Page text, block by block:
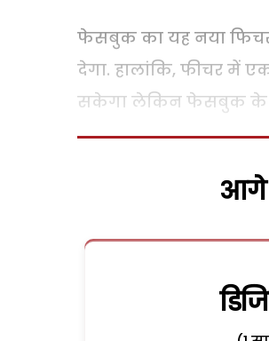
फेसबुक का यह नया
देगा. हालांकि, फीचर में
सकेगा लेकिन फेसबुक के
आगे